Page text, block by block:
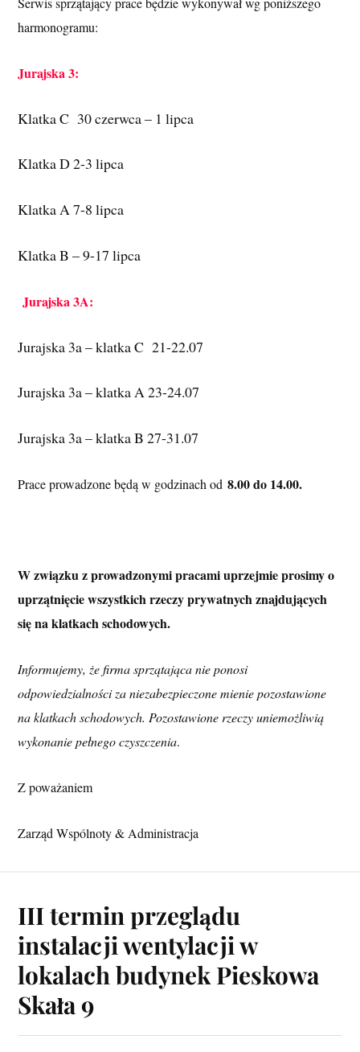
harmonogramu:
Jurajska 3:
Klatka C  30 czerwca – 1 lipca
Klatka D 2-3 lipca
Klatka A 7-8 lipca
Klatka B – 9-17 lipca
Jurajska 3A:
Jurajska 3a – klatka C  21-22.07
Jurajska 3a – klatka A 23-24.07
Jurajska 3a – klatka B 27-31.07
Prace prowadzone będą w godzinach od 8.00 do 14.00.
W związku z prowadzonymi pracami uprzejmie prosimy o
uprzątnięcie wszystkich rzeczy prywatnych znajdujących
się na klatkach schodowych.
Informujemy, że firma sprzątająca nie ponosi
odpowiedzialności za niezabezpieczone mienie pozostawione
na klatkach schodowych. Pozostawione rzeczy uniemożliwią
wykonanie pełnego czyszczenia.
Z poważaniem
Zarząd Wspólnoty & Administracja
III termin przeglądu
instalacji wentylacji w
lokalach budynek Pieskowa
Skała 9